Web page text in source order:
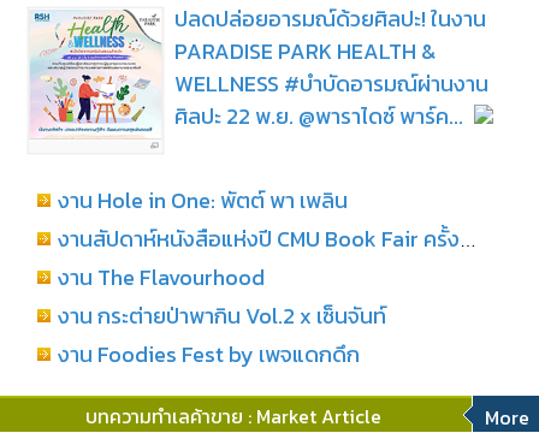
ปลดปล่อยอารมณ์ด้วยศิลปะ! ในงาน
PARADISE PARK HEALTH &
WELLNESS #บำบัดอารมณ์ผ่านงาน
ศิลปะ 22 พ.ย. @พาราไดซ์ พาร์ค...
งาน Hole in One: พัตต์ พา เพลิน
งาน The Flavourhood
งาน กระต่ายป่าพากิน Vol.2 x เซ็นจันท์
งาน Foodies Fest by เพจแดกดึก
บทความทำเลค้าขาย : Market Article More